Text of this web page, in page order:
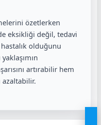
özetlerken
eksikliği değil, tedavi
olduğunu
artırabilir hem